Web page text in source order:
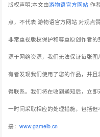
版权声明:本文由游物语官方网站 作
点，不代表 游物语官方网站 对观点
非常重视版权保护和尊重原创作者
源于网络资源，我们无法保证每张
有者发现我们使用了您的作品，并
得联系。我们将在收到通知后，立
一时间采取相应的处理措施，包括
接：www.gameib.cn